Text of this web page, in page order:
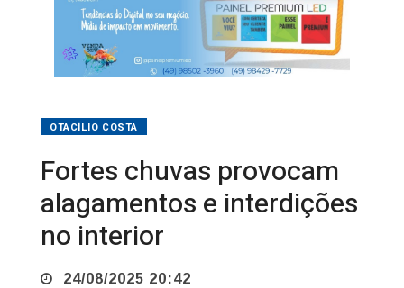
OTACÍLIO COSTA
Fortes chuvas provocam
alagamentos e interdições
no interior
24/08/2025 20:42